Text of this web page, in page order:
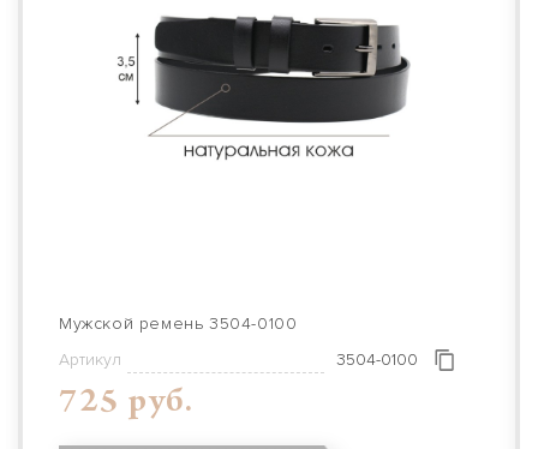
Мужской ремень 3504-0100
Артикул
3504-0100
725 руб.